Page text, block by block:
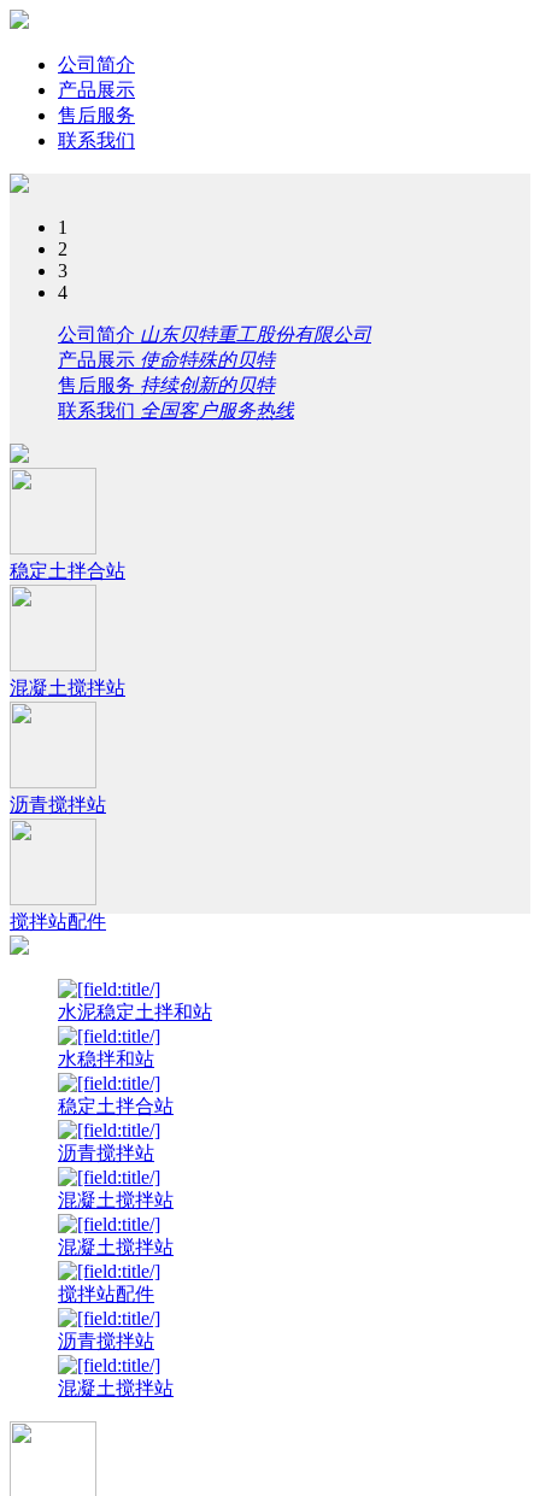
公司简介
产品展示
售后服务
联系我们
1
2
3
4
公司简介 山东贝特重工股份有限公司
产品展示 使命特殊的贝特
售后服务 持续创新的贝特
联系我们 全国客户服务热线
稳定土拌合站
混凝土搅拌站
沥青搅拌站
搅拌站配件
水泥稳定土拌和站
水稳拌和站
稳定土拌合站
沥青搅拌站
混凝土搅拌站
混凝土搅拌站
搅拌站配件
沥青搅拌站
混凝土搅拌站